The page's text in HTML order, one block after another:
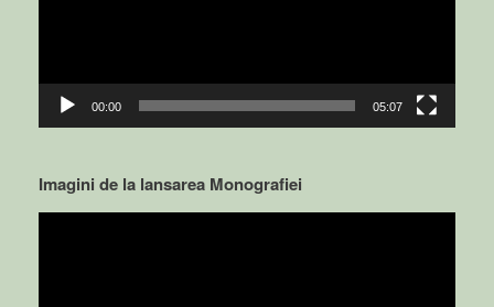
00:00 05:07
Imagini de la lansarea Monografiei